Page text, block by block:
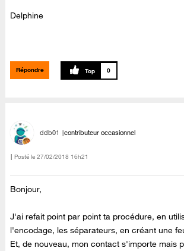
Delphine
Répondre 0
ddb01 contributeur occasionnel
Posté le ‎27/02/2018 16h21
Bonjour,
J'ai refait point par point ta procédure, en
l'encodage, les séparateurs, en créant une
Et, de nouveau, mon contact s'importe mais